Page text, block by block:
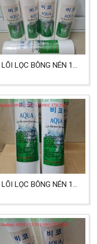
LÕI LỌC BÔNG NÉN 10
CHO LỌC NƯỚC
LÕI LỌC BÔNG NÉN 10
NƯỚC SINH HOẠT, LỌC
THỰC PHẨM